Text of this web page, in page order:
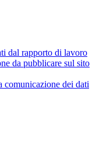
dal rapporto di lavoro
da pubblicare sul sito
comunicazione dei dati